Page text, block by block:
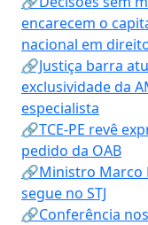
encarecem o
nacional em
🔗Justiça barra
exclusividade da
especialista
🔗TCE-PE revê
pedido da OAB
🔗Ministro Marco
segue no STJ
🔗Conferência